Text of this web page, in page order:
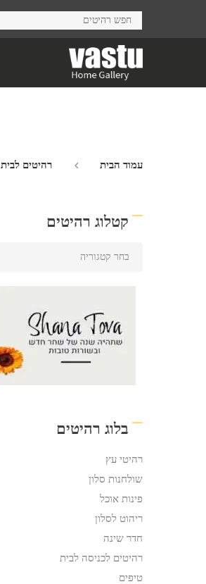
עמוד הבית רהיטים לבית
קטלוג רהיטים
בלוג רהיטים
רהיטי עץ
שולחנות סלון
פינות אוכל
ריהוט לסלון
חדר שינה
רהיטים לכניסה לבית
טיפים